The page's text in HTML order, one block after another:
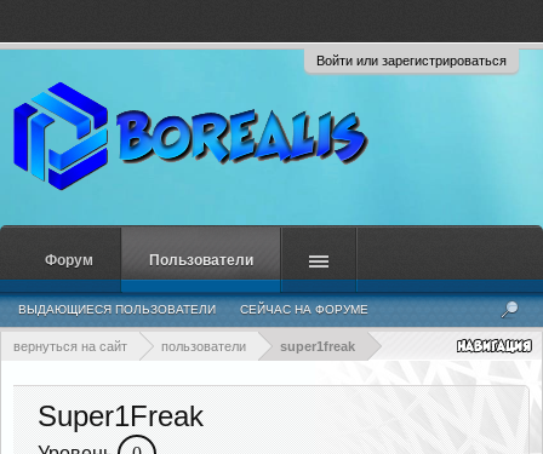
Войти или зарегистрироваться
вернуться на сайт пользователи super1freak
Super1Freak
Форум Пользователи
ВЫДАЮЩИЕСЯ ПОЛЬЗОВАТЕЛИ СЕЙЧАС НА ФОРУМЕ
НЕДАВНЯЯ АКТИВНОСТЬ НОВЫЕ СООБЩЕНИЯ ПРОФИЛЯ